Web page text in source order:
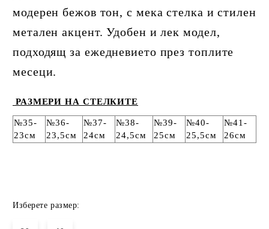
модерен бежов тон, с мека стелка и стилен
метален акцент. Удобен и лек модел,
подходящ за ежедневието през топлите
месеци.
РАЗМЕРИ НА СТЕЛКИТЕ
№35-
23см
№36-
23,5см
№37-
24см
№38-
24,5см
№39-
25см
№40-
25,5см
№41-
26см
Изберете размер: